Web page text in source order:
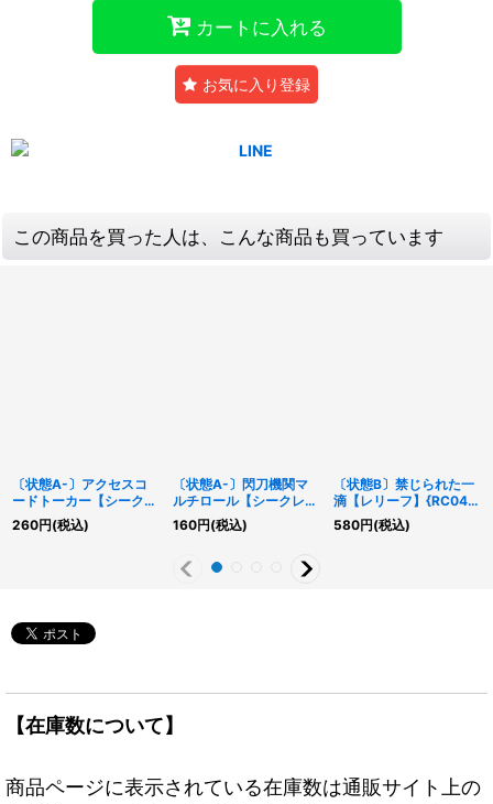
カートに入れる
お気に入り登録
この商品を買った人は、こんな商品も買っています
〔状態A-〕アクセスコ
ードトーカー【シークレ
ット
SPECIALBLUEVer.】
260円(税込)
〔状態A-〕閃刀機関マ
ルチロール【シークレッ
ト】{SSB1-JP011}《魔
法》
160円(税込)
〔状態B〕禁じられた一
滴【レリーフ】{RC04-
JP065}《魔法》
580円(税込)
【在庫数について】
商品ページに表示されている在庫数は通販サイト上の